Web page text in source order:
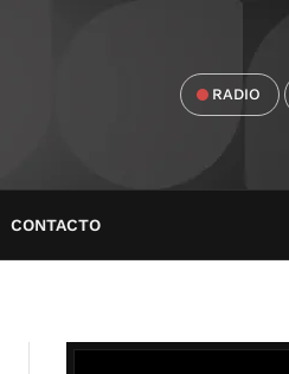
RADIO
CONTACTO